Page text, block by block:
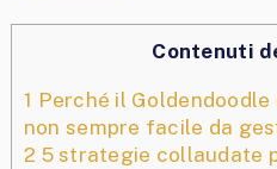
Contenuti
1 Perché il
non sempre facile da
2 5 strategie collaudate